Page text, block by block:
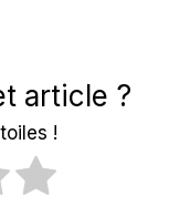
article ?
!